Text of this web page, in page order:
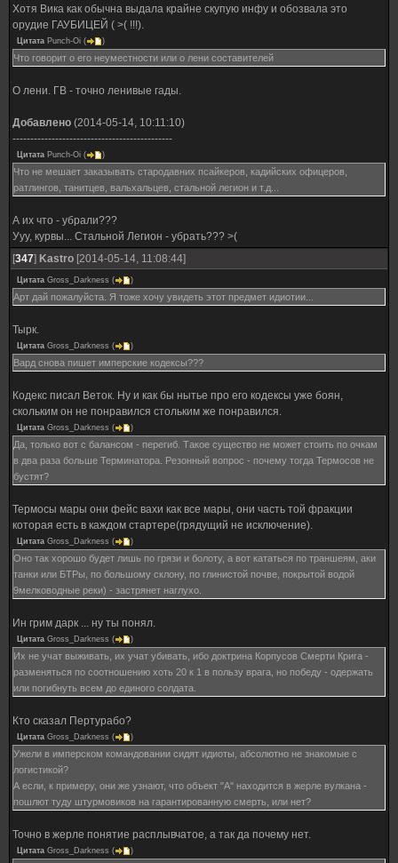
Хотя Вика как обычна выдала крайне скупую инфу и обозвала это
орудие ГАУБИЦЕЙ ( >( !!!).
Цитата Punch-Oi ( )
Что говорит о его неуместности или о лени составителей
О лени. ГВ - точно ленивые гады.
Добавлено (2014-05-14, 10:11:10)
---------------------------------------------
Цитата Punch-Oi ( )
Что не мешает заказывать стародавних псайкеров, кадийских офицеров,
ратлингов, танитцев, вальхальцев, стальной легион и т.д...
А их что - убрали???
Ууу, курвы... Стальной Легион - убрать??? >(
[347] Kastro [2014-05-14, 11:08:44]
Цитата Gross_Darkness ( )
Арт дай пожалуйста. Я тоже хочу увидеть этот предмет идиотии...
Тырк.
Цитата Gross_Darkness ( )
Вард снова пишет имперские кодексы???
Кодекс писал Веток. Ну и как бы нытье про его кодексы уже боян,
скольким он не понравился стольким же понравился.
Цитата Gross_Darkness ( )
Да, только вот с балансом - перегиб. Такое существо не может стоить по очкам
в два раза больше Терминатора. Резонный вопрос - почему тогда Термосов не
бустят?
Термосы мары они фейс вахи как все мары, они часть той фракции
которая есть в каждом стартере(грядущий не исключение).
Цитата Gross_Darkness ( )
Оно так хорошо будет лишь по грязи и болоту, а вот кататься по траншеям, аки
танки или БТРы, по большому склону, по глинистой почве, покрытой водой
9мелководные реки) - застрянет наглухо.
Ин грим дарк ... ну ты понял.
Цитата Gross_Darkness ( )
Их не учат выживать, их учат убивать, ибо доктрина Корпусов Смерти Крига -
разменяться по соотношению хоть 20 к 1 в пользу врага, но победу - одержать
или погибнуть всем до единого солдата.
Кто сказал Пертурабо?
Цитата Gross_Darkness ( )
Ужели в имперском командовании сидят идиоты, абсолютно не знакомые с
логистикой?
А если, к примеру, они же узнают, что объект "А" находится в жерле вулкана -
пошлют туду штурмовиков на гарантированную смерть, или нет?
Точно в жерле понятие расплывчатое, а так да почему нет.
Цитата Gross_Darkness ( )